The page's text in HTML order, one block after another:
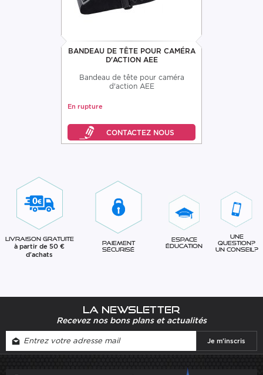
BANDEAU DE TÊTE POUR CAMÉRA
D'ACTION AEE
Bandeau de tête pour caméra
d'action AEE
En rupture
Livraison gratuite
à partir de 50 €
d'achats
Paiement
sécurisé
Espace
éducation
Une
question?
Un conseil?
La newsletter
Recevez nos bons plans et actualités